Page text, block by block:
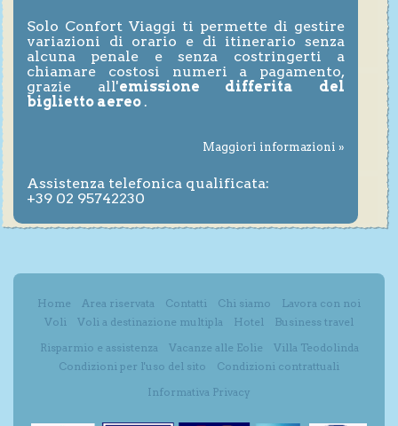
Solo Confort Viaggi ti permette di gestire
variazioni di orario e di itinerario senza
alcuna penale e senza costringerti a
chiamare costosi numeri a pagamento,
grazie all'emissione differita del
biglietto aereo .
Maggiori informazioni »
Assistenza telefonica qualificata:
+39 02 95742230
Home Area riservata Contatti Chi siamo
Lavora con noi
Voli
Voli a destinazione multipla Hotel
Business travel
Risparmio e assistenza
Vacanze alle Eolie
Villa Teodolinda
Condizioni per l'uso del sito
Condizioni contrattuali
Informativa Privacy